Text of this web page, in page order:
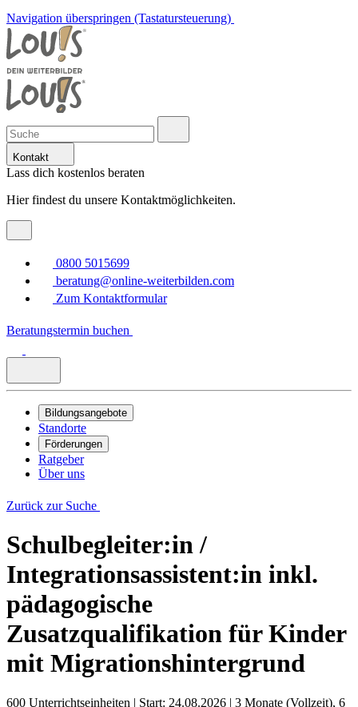
Navigation überspringen (Tastatursteuerung)
Kontakt
Lass dich kostenlos beraten
Hier findest du unsere Kontaktmöglichkeiten.
0800 5015699
beratung@online-weiterbilden.com
Zum Kontaktformular
Beratungstermin buchen
Bildungsangebote
Standorte
Förderungen
Ratgeber
Über uns
Zurück zur Suche
Schulbegleiter:in /
Integrationsassistent:in inkl.
pädagogische
Zusatzqualifikation für Kinder
mit Migrationshintergrund
600 Unterrichtseinheiten | Start: 24.08.2026 | 3 Monate (Vollzeit), 6